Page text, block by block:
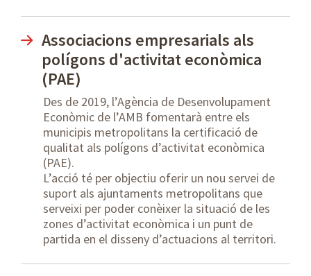
Associacions empresarials als
polígons d'activitat econòmica
(PAE)
Des de 2019, l’Agència de Desenvolupament
Econòmic de l’AMB fomentarà entre els
municipis metropolitans la certificació de
qualitat als polígons d’activitat econòmica
(PAE).
L’acció té per objectiu oferir un nou servei de
suport als ajuntaments metropolitans que
serveixi per poder conèixer la situació de les
zones d’activitat econòmica i un punt de
partida en el disseny d’actuacions al territori.